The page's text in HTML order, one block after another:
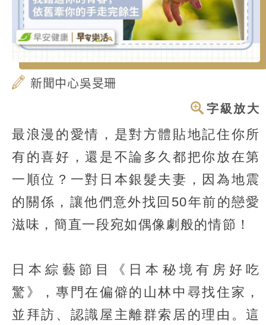
新聞中心吳旻珊
字級放大
最浪漫的愛情，是對方體貼地記住你所
有的喜好，還是不論多久都把你放在第
一順位？一對日本銀髮夫妻，因為地震
的關係，讓他們意外找回50年前的戀愛
滋味，簡直一段宛如偶像劇般的情節！
日本綜藝節目《日本秘境有房好吃
驚》，專門在偏僻的山林中尋找住家，
並拜訪、認識屋主離群索居的理由。這